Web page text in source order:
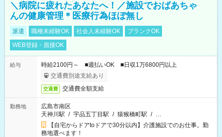
＼病院に疲れたあなたへ！／施設でおばあちゃ
んの健康管理＊医療行為ほぼ無し
派遣 職種未経験OK 社会人未経験OK
ブランクOK
WEB登録・面接OK
給与
時給2100円～ ■週払いOK ■日収1万6800円以上
交通費別途支給あり
交通費 交通費全額支給
勤務地
広島市南区
天神川駅 / 宇品五丁目駅 / 猿猴橋町駅 / …
【自宅からドアtoドアで30分以内】介護施設でのお仕事。勤
務地選べます！